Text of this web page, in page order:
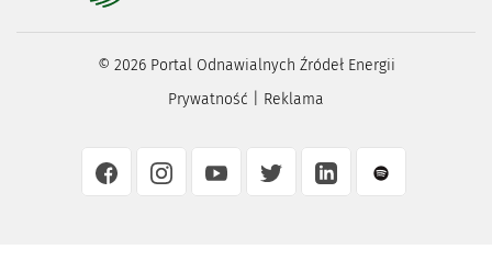
© 2026Portal Odnawialnych Źródeł Energii
Prywatność
Reklama